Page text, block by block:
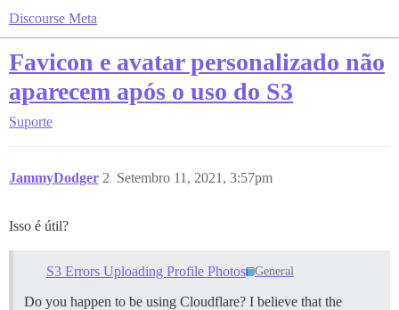
Discourse Meta
Favicon e avatar personalizado não
aparecem após o uso do S3
Suporte
JammyDodger Setembro 11, 2021, 3:57pm
2
Isso é útil?
S3 Errors Uploading Profile Photos General
Do you happen to be using Cloudflare? I believe that the